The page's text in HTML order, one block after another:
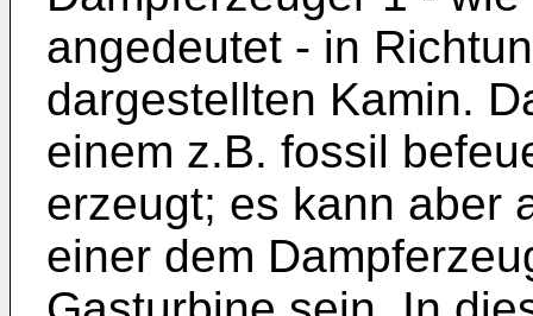
angedeutet - in
dargestellten Kamin.
einem z.B. fossil
erzeugt; es kann aber
einer dem